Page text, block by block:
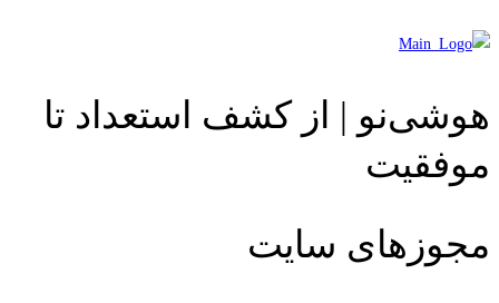
هوشی‌نو | از کشف استعداد تا
موفقیت
مجوزهای سایت